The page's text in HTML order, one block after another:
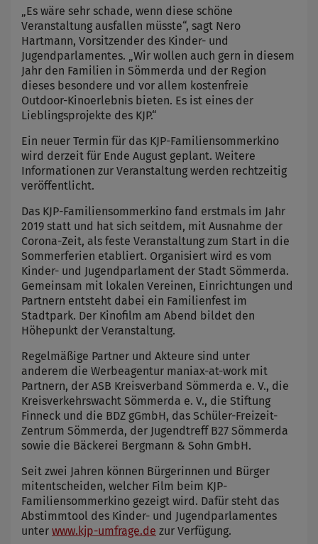
„Es wäre sehr schade, wenn diese schöne
Veranstaltung ausfallen müsste“, sagt Nero
Hartmann, Vorsitzender des Kinder- und
Jugendparlamentes. „Wir wollen auch gern in diesem
Jahr den Familien in Sömmerda und der Region
dieses besondere und vor allem kostenfreie
Outdoor-Kinoerlebnis bieten. Es ist eines der
Lieblingsprojekte des KJP.“
Ein neuer Termin für das KJP-Familiensommerkino
wird derzeit für Ende August geplant. Weitere
Informationen zur Veranstaltung werden rechtzeitig
veröffentlicht.
Das KJP-Familiensommerkino fand erstmals im Jahr
2019 statt und hat sich seitdem, mit Ausnahme der
Corona-Zeit, als feste Veranstaltung zum Start in die
Sommerferien etabliert. Organisiert wird es vom
Kinder- und Jugendparlament der Stadt Sömmerda.
Gemeinsam mit lokalen Vereinen, Einrichtungen und
Partnern entsteht dabei ein Familienfest im
Stadtpark. Der Kinofilm am Abend bildet den
Höhepunkt der Veranstaltung.
Regelmäßige Partner und Akteure sind unter
anderem die Werbeagentur maniax-at-work mit
Partnern, der ASB Kreisverband Sömmerda e. V., die
Kreisverkehrswacht Sömmerda e. V., die Stiftung
Finneck und die BDZ gGmbH, das Schüler-Freizeit-
Zentrum Sömmerda, der Jugendtreff B27 Sömmerda
sowie die Bäckerei Bergmann & Sohn GmbH.
Seit zwei Jahren können Bürgerinnen und Bürger
mitentscheiden, welcher Film beim KJP-
Familiensommerkino gezeigt wird. Dafür steht das
Abstimmtool des Kinder- und Jugendparlamentes
unter www.kjp-umfrage.de zur Verfügung.